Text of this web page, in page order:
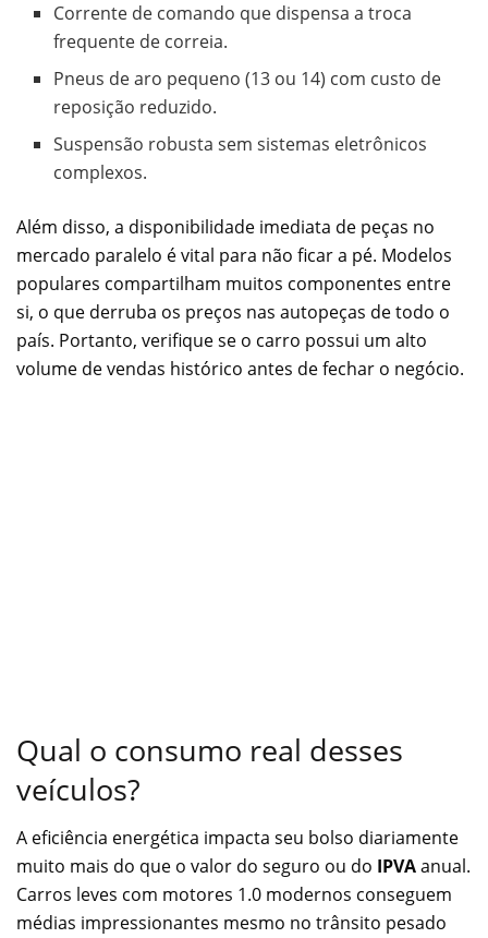
Corrente de comando que dispensa a troca
frequente de correia.
Pneus de aro pequeno (13 ou 14) com custo de
reposição reduzido.
Suspensão robusta sem sistemas eletrônicos
complexos.
Além disso, a disponibilidade imediata de peças no
mercado paralelo é vital para não ficar a pé. Modelos
populares compartilham muitos componentes entre
si, o que derruba os preços nas autopeças de todo o
país. Portanto, verifique se o carro possui um alto
volume de vendas histórico antes de fechar o negócio.
Qual o consumo real desses
veículos?
A eficiência energética impacta seu bolso diariamente
muito mais do que o valor do seguro ou do IPVAanual.
Carros leves com motores 1.0 modernos conseguem
médias impressionantes mesmo no trânsito pesado